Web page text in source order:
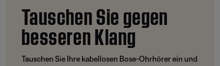
Tauschen Sie gegen
besseren Klang
Tauschen Sie Ihre kabellosen Bose-Ohrhörer ein und